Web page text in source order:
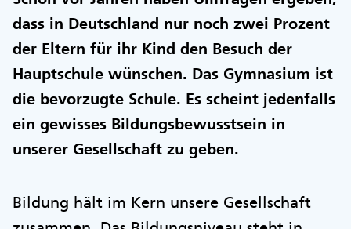
dass in Deutschland nur noch zwei Prozent
der Eltern für ihr Kind den Besuch der
Hauptschule wünschen. Das Gymnasium ist
die bevorzugte Schule. Es scheint jedenfalls
ein gewisses Bildungsbewusstsein in
unserer Gesellschaft zu geben.
Bildung hält im Kern unsere Gesellschaft